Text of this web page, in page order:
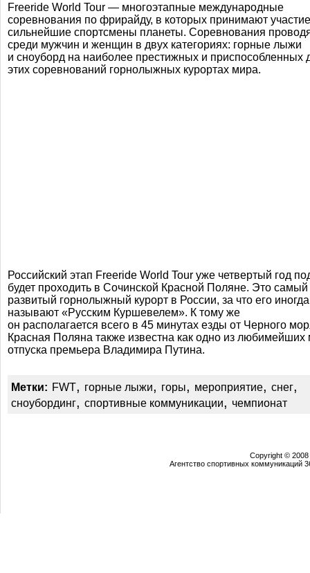
Freeride World Tour — многоэтапные международные
соревнования по фрирайду, в которых принимают участие
сильнейшие спортсмены планеты. Соревнования
среди мужчин и женщин в двух категориях: горные лыжи
и сноуборд на наиболее престижных и приспособленных
этих соревнований горнолыжных курортах мира.
Российский этап Freeride World Tour уже четвертый год
будет проходить в Сочинской Красной Поляне. Это самый
развитый горнолыжный курорт в России, за что его иногда
называют «Русским Куршевелем». К тому же
он располагается всего в 45 минутах езды от Черного
Красная Поляна также известна как одно из любимейших
отпуска премьера Владимира Путина.
Метки: FWT, горные лыжи, горы, мероприятие, снег,
сноубординг, спортивные коммуникации, чемпионат
Copyright © 2008
Агентство спортивных коммуникаций